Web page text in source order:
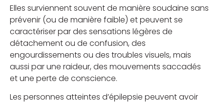
Elles surviennent souvent de manière soudaine sans
prévenir (ou de manière faible) et peuvent se
caractériser par des sensations légères de
détachement ou de confusion, des
engourdissements ou des troubles visuels, mais
aussi par une raideur, des mouvements saccadés
et une perte de conscience.
Les personnes atteintes d’épilepsie peuvent avoir